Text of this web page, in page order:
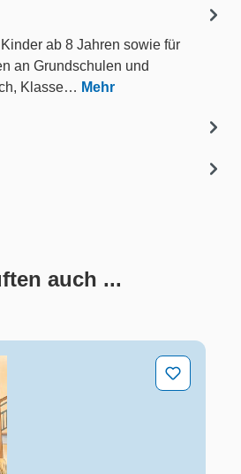
ab 8 Jahren sowie für
an Grundschulen und
Klasse… Mehr
auch ...
– Lesestufe 1